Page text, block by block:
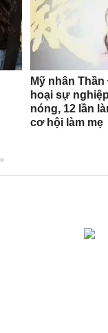
Mỹ nhân
hoại sự
nóng, 12 lần
cơ hội làm mẹ